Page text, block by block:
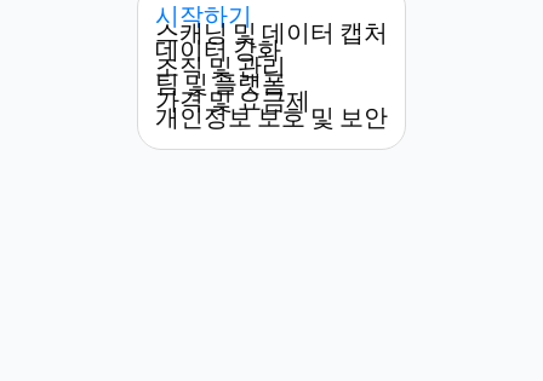
시작하기
스캐닝 및 데이터 캡처
데이터 강화
조직 및 관리
팀 및 플랫폼
가격 및 요금제
개인정보 보호 및 보안